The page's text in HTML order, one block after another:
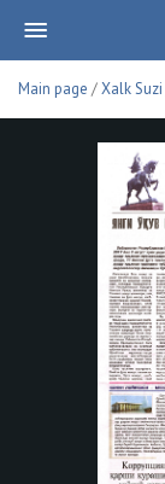
Main page /Xalk Suzi